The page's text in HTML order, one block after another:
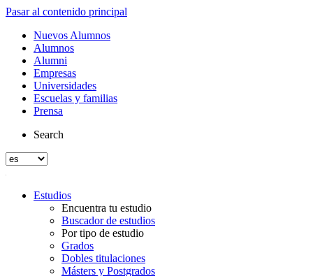
Pasar al contenido principal
Nuevos Alumnos
Alumnos
Alumni
Empresas
Universidades
Escuelas y familias
Prensa
Search
Estudios
Encuentra tu estudio
Buscador de estudios
Por tipo de estudio
Grados
Dobles titulaciones
Másters y Postgrados